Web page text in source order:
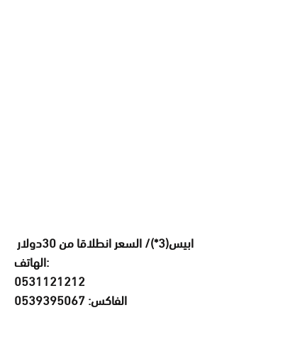
ابيس(3*)/ السعر انطلاقا من 30دولار
الهاتف:
0531121212
الفاكس: 0539395067